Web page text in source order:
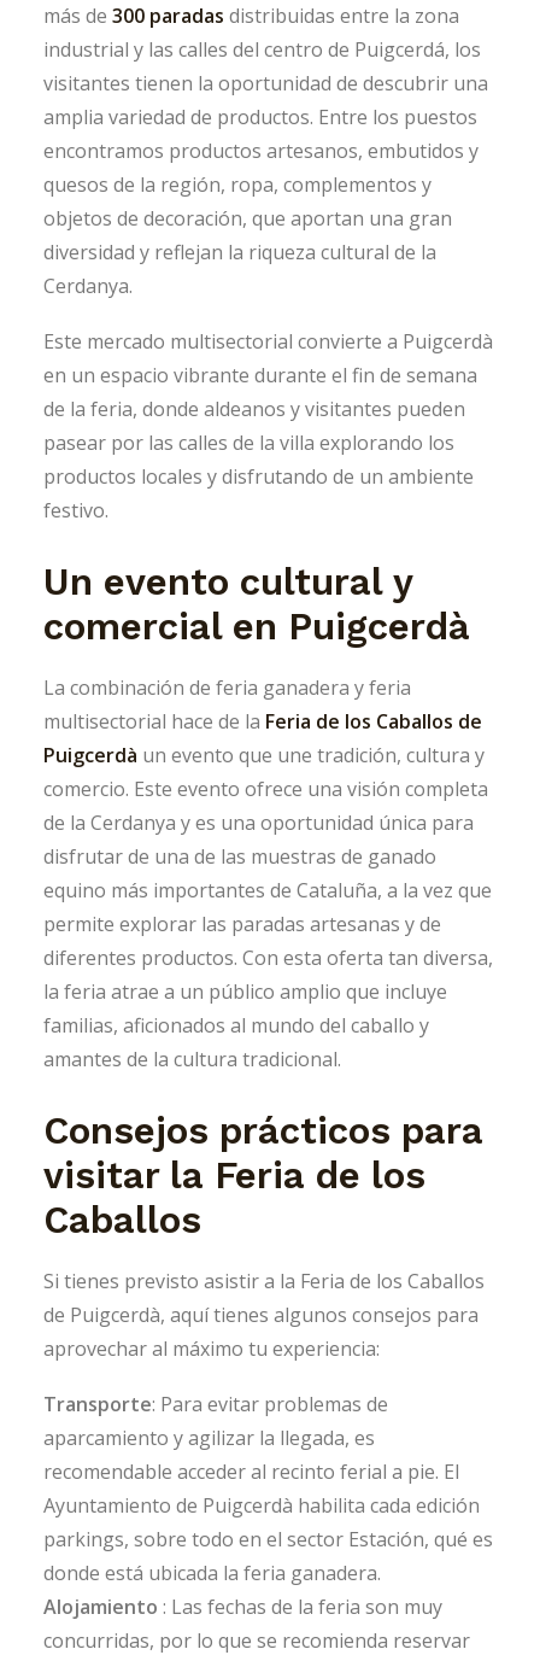
más de 300 paradas distribuidas entre la zona
industrial y las calles del centro de Puigcerdá, los
visitantes tienen la oportunidad de descubrir una
amplia variedad de productos. Entre los puestos
encontramos productos artesanos, embutidos y
quesos de la región, ropa, complementos y
objetos de decoración, que aportan una gran
diversidad y reflejan la riqueza cultural de la
Cerdanya.
Este mercado multisectorial convierte a Puigcerdà
en un espacio vibrante durante el fin de semana
de la feria, donde aldeanos y visitantes pueden
pasear por las calles de la villa explorando los
productos locales y disfrutando de un ambiente
festivo.
Un evento cultural y
comercial en Puigcerdà
La combinación de feria ganadera y feria
multisectorial hace de la Feria de los Caballos de
Puigcerdà un evento que une tradición, cultura y
comercio. Este evento ofrece una visión completa
de la Cerdanya y es una oportunidad única para
disfrutar de una de las muestras de ganado
equino más importantes de Cataluña, a la vez que
permite explorar las paradas artesanas y de
diferentes productos. Con esta oferta tan diversa,
la feria atrae a un público amplio que incluye
familias, aficionados al mundo del caballo y
amantes de la cultura tradicional.
Consejos prácticos para
visitar la Feria de los
Caballos
Si tienes previsto asistir a la Feria de los Caballos
de Puigcerdà, aquí tienes algunos consejos para
aprovechar al máximo tu experiencia:
Transporte: Para evitar problemas de
aparcamiento y agilizar la llegada, es
recomendable acceder al recinto ferial a pie. El
Ayuntamiento de Puigcerdà habilita cada edición
parkings, sobre todo en el sector Estación, qué es
donde está ubicada la feria ganadera.
Alojamiento : Las fechas de la feria son muy
concurridas, por lo que se recomienda reservar